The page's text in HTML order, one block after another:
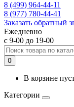
8 (499) 964-44-11
8 (977) 780-44-41
Заказать обратный
Ежедневно
с 9-00 до 19-00
0
В корзине
Категории